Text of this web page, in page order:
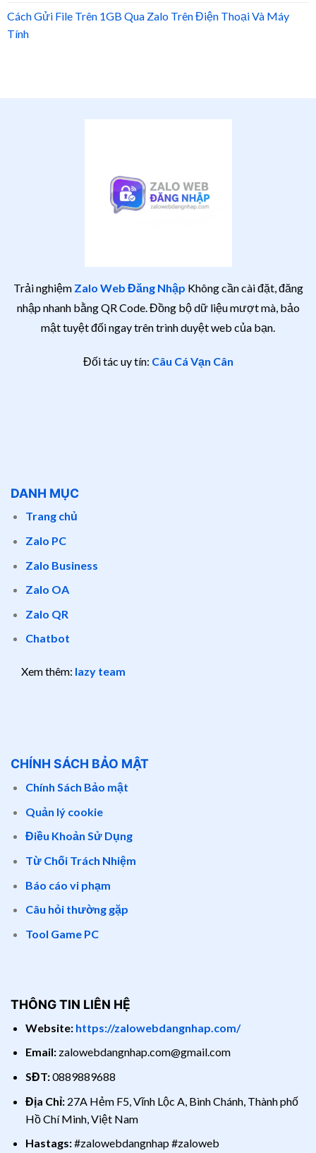
Cách Gửi File Trên 1GB Qua Zalo Trên Điện Thoại Và Máy
Tính
Trải nghiệm Zalo Web Đăng Nhập Không cần cài đặt, đăng
nhập nhanh bằng QR Code. Đồng bộ dữ liệu mượt mà, bảo
mật tuyệt đối ngay trên trình duyệt web của bạn.
Đối tác uy tín: Câu Cá Vạn Cân
DANH MỤC
Trang chủ
Zalo PC
Zalo Business
Zalo OA
Zalo QR
Chatbot
Xem thêm: lazy team
CHÍNH SÁCH BẢO MẬT
Chính Sách Bảo mật
Quản lý cookie
Điều Khoản Sử Dụng
Từ Chối Trách Nhiệm
Báo cáo vi phạm
Câu hỏi thường gặp
Tool Game PC
THÔNG TIN LIÊN HỆ
Website: https://zalowebdangnhap.com/
Email:zalowebdangnhap.com@gmail.com
SĐT:0889889688
Địa Chỉ:27A Hẻm F5, Vĩnh Lộc A, Bình Chánh, Thành phố
Hồ Chí Minh, Việt Nam
Hastags:#zalowebdangnhap #zaloweb